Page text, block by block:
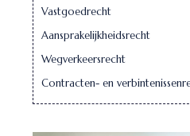
Vastgoedrecht
Aansprakelijkheidsrecht
Wegverkeersrecht
Contracten- en